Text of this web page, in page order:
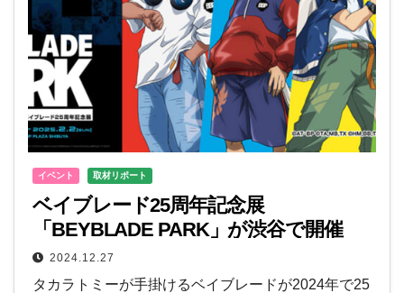
イベント 取材リポート
ベイブレード25周年記念展
「BEYBLADE PARK」が渋谷で開催
2024.12.27
タカラトミーが手掛けるベイブレードが2024年で25